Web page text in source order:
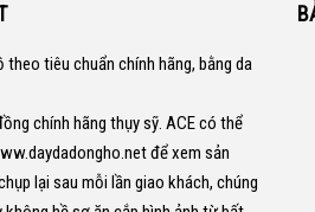
theo tiêu chuẩn chính hãng, bằng da
chính hãng thụy sỹ. ACE có thể
để xem sản
lại sau mỗi lần giao khách, chúng